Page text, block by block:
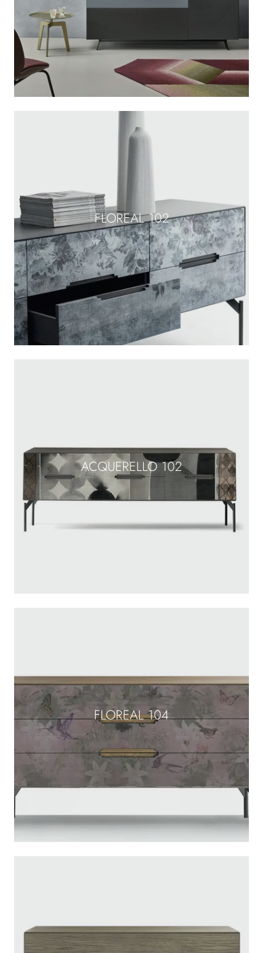
FLOREAL 102
ACQUERELLO 102
FLOREAL 104